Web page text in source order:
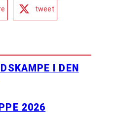
tweet
I DEN
2026